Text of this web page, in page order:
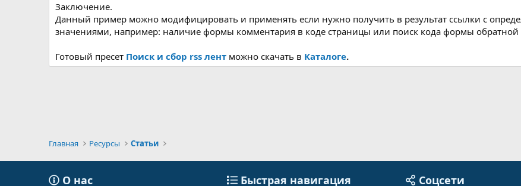
Заключение.
Данный пример можно модифицировать и применять если нужно получить в результат ссылки с
значениями, например: наличие формы комментария в коде страницы или поиск кода формы обратной
Готовый пресет Поиск и сбор rss лент можно скачать в Каталоге.
Главная Ресурсы Статьи
О нас Быстрая навигация Соцсети